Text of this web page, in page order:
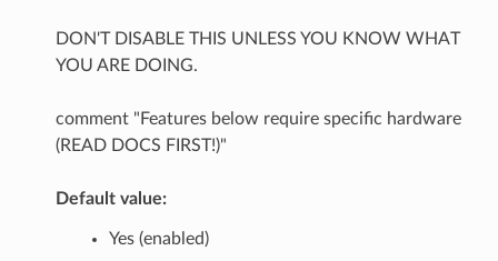
DON'T DISABLE THIS UNLESS YOU KNOW WHAT
YOU ARE DOING.
comment "Features below require specific hardware
(READ DOCS FIRST!)"
Default value:
Yes (enabled)